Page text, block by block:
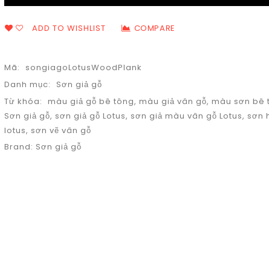
ADD TO WISHLIST COMPARE
Mã:
songiagoLotusWoodPlank
Danh mục:
Sơn giả gỗ
Từ khóa: màu giả gỗ bê tông, màu giả vân gỗ, màu sơn bê
Sơn giả gỗ, sơn giả gỗ Lotus, sơn giả màu vân gỗ Lotus, sơn
lotus, sơn vẽ vân gỗ
Brand: Sơn giả gỗ